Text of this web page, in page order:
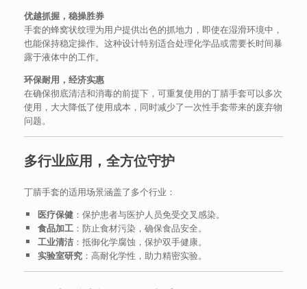
优越抓握，稳操胜券
手套的蜂窝状纹理为用户提供出色的抓地力，即使在湿滑环境中，
也能保持稳定操作。这种设计特别适合处理化学品或需要长时间暴
露于液体中的工作。
环保耐用，经济实惠
在确保彻底清洁和消毒的前提下，可重复使用的丁腈手套可以多次
使用，大大降低了使用成本，同时减少了一次性手套带来的废弃物
问题。
多行业应用，全方位守护
丁腈手套的适用场景涵盖了多个行业：
医疗保健：保护患者与医护人员免受交叉感染。
食品加工：防止食材污染，确保食品安全。
工业清洁：抵御化学腐蚀，保护双手健康。
实验室研究：高耐化学性，助力精密实验。